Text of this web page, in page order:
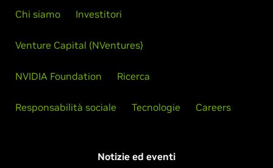
Chi siamo Investitori
Venture Capital (NVentures)
NVIDIA Foundation Ricerca
Responsabilità sociale Tecnologie Careers
Notizie ed eventi